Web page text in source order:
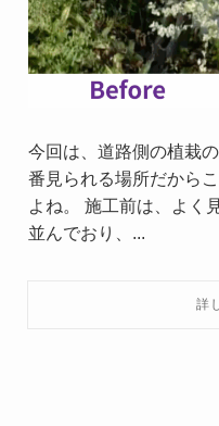
今回は、道路側の植栽
番見られる場所だから
よね。 施工前は、よく
並んでおり、...